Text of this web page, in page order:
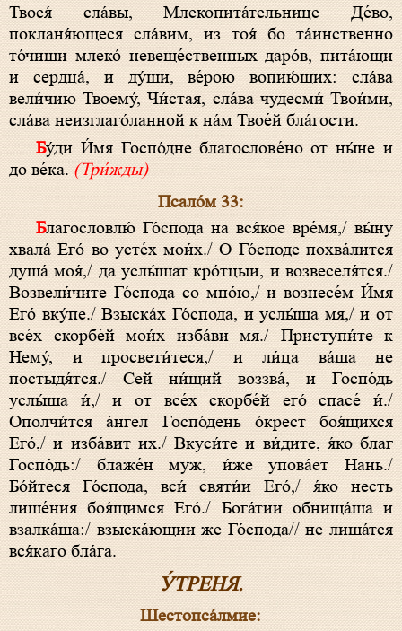
Твоея́ сла́вы, Млекопита́тельнице Де́во,
покланя́ющеся сла́вим, из тоя́ бо та́инственно
то́чиши млеко́ невеще́ственных даро́в, пита́ющи
и сердца́, и ду́ши, ве́рою вопию́щих: сла́ва
вели́чию Твоему́, Чи́стая, сла́ва чудесми́ Твои́ми,
сла́ва неизглаго́ланной к на́м Твое́й бла́гости.
Бу́ди И́мя Госпо́дне благослове́но от ны́не и
до ве́ка.(Три́жды)
Псало́м 33:
Благословлю́ Го́спода на вся́кое вре́мя,/ вы́ну
хвала́ Его́ во усте́х мои́х./ О Го́споде похва́лится
душа́ моя́,/ да услы́шат кро́тцыи, и возвеселя́тся./
Возвели́чите Го́спода со мно́ю,/ и вознесе́м И́мя
Его́ вку́пе./ Взыска́х Го́спода, и услы́ша мя,/ и от
все́х скорбе́й мои́х изба́ви мя./ Приступи́те к
Нему́, и просвети́теся,/ и ли́ца ва́ша не
постыдя́тся./ Сей ни́щий воззва́, и Госпо́дь
услы́ша и́,/ и от все́х скорбе́й его́ спасе́ и́./
Ополчи́тся а́нгел Госпо́день о́крест боя́щихся
Его́,/ и изба́вит их./ Вкуси́те и ви́дите, я́ко благ
Госпо́дь:/ блаже́н муж, и́же упова́ет Нань./
Бо́йтеся Го́спода, вси́ святи́и Его́,/ я́ко несть
лише́ния боя́щимся Его́./ Бога́тии обнища́ша и
взалка́ша:/ взыска́ющии же Го́спода// не лиша́тся
вся́каго бла́га.
У́ТРЕНЯ.
Шестопса́лмие: